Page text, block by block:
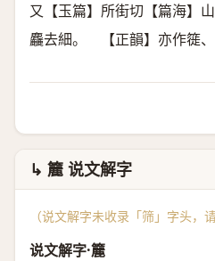
又【玉篇】所街切【篇海】山
麤去細。 【正韻】亦作簁、
↳ 籭 说文解字
（说文解字未收录「筛」字头，
说文解字·籭